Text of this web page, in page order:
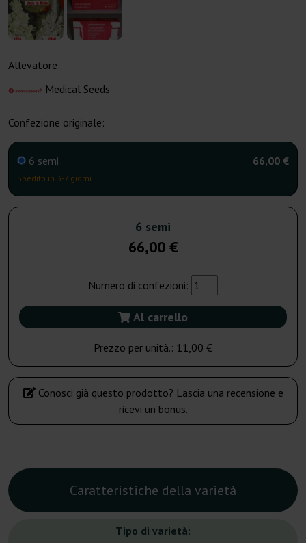
Allevatore:
Medical Seeds
Confezione originale:
6 semi
Spedito in 3-7 giorni
66,00 €
6 semi
66,00 €
Numero di confezioni:
Al carrello
Prezzo per unità.: 11,00 €
Conosci già questo prodotto? Lascia una recensione e
ricevi un bonus.
Caratteristiche della varietà
Tipo di varietà: